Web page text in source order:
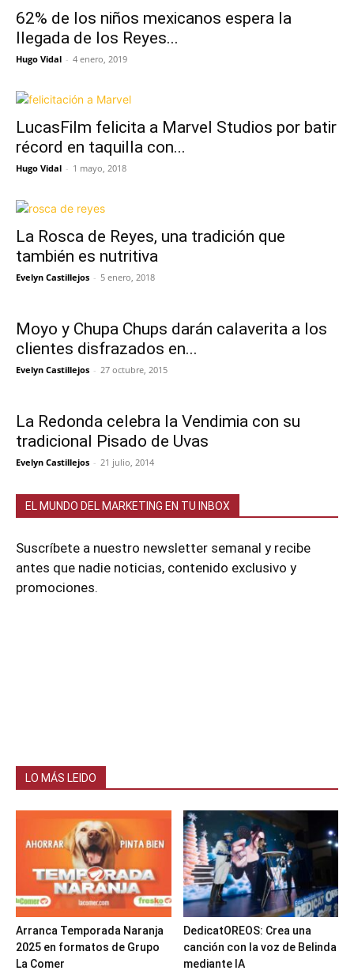
62% de los niños mexicanos espera la
llegada de los Reyes...
Hugo Vidal - 4 enero, 2019
LucasFilm felicita a Marvel Studios por batir
récord en taquilla con...
Hugo Vidal - 1 mayo, 2018
La Rosca de Reyes, una tradición que
también es nutritiva
Evelyn Castillejos - 5 enero, 2018
Moyo y Chupa Chups darán calaverita a los
clientes disfrazados en...
Evelyn Castillejos - 27 octubre, 2015
La Redonda celebra la Vendimia con su
tradicional Pisado de Uvas
Evelyn Castillejos - 21 julio, 2014
EL MUNDO DEL MARKETING EN TU INBOX
Suscríbete a nuestro newsletter semanal y recibe
antes que nadie noticias, contenido exclusivo y
promociones.
LO MÁS LEIDO
Arranca Temporada Naranja
2025 en formatos de Grupo
La Comer
DedicatOREOS: Crea una
canción con la voz de Belinda
mediante IA